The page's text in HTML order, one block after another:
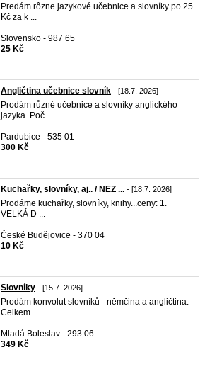
Predám rôzne jazykové učebnice a slovníky po 25
Kč za k ...
Slovensko - 987 65
25 Kč
Angličtina učebnice slovník - [18.7. 2026]
Prodám různé učebnice a slovníky anglického
jazyka. Poč ...
Pardubice - 535 01
300 Kč
Kuchařky, slovníky, aj.. / NEZ ... - [18.7. 2026]
Prodáme kuchařky, slovníky, knihy...ceny: 1.
VELKÁ D ...
České Budějovice - 370 04
10 Kč
Slovníky - [15.7. 2026]
Prodám konvolut slovníků - němčina a angličtina.
Celkem ...
Mladá Boleslav - 293 06
349 Kč